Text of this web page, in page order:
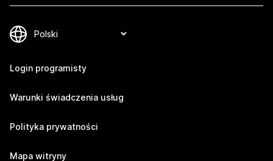
Login programisty
Warunki świadczenia usług
Polityka prywatności
Mapa witryny